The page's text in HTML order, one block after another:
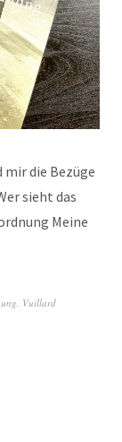
die Bezüge
sieht das
Meine
, Vuillard